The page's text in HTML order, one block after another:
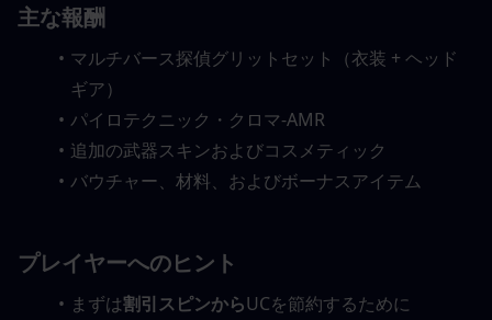
主な報酬
マルチバース探偵グリットセット（衣装 + ヘッド
ギア）
パイロテクニック・クロマ-AMR
追加の武器スキンおよびコスメティック
バウチャー、材料、およびボーナスアイテム
プレイヤーへのヒント
まずは割引スピンからUCを節約するために